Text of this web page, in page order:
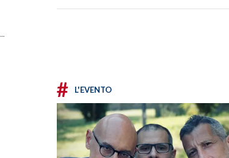
# L'EVENTO